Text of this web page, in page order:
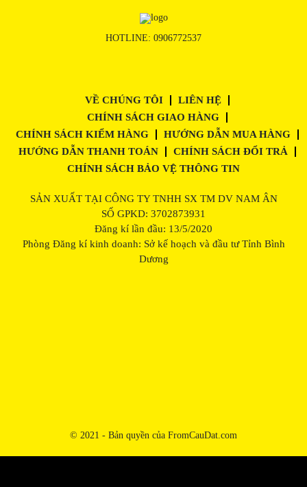
HOTLINE: 0906772537
VỀ CHÚNG TÔI
LIÊN HỆ
CHÍNH SÁCH GIAO HÀNG
CHÍNH SÁCH KIỂM HÀNG
HƯỚNG DẪN MUA HÀNG
HƯỚNG DẪN THANH TOÁN
CHÍNH SÁCH ĐỔI TRẢ
CHÍNH SÁCH BẢO VỆ THÔNG TIN
SẢN XUẤT TẠI CÔNG TY TNHH SX TM DV NAM ÂN
SỐ GPKD: 3702873931
Đăng kí lần đầu: 13/5/2020
Phòng Đăng kí kinh doanh: Sở kế hoạch và đầu tư Tỉnh Bình
Dương
© 2021 - Bản quyền của FromCauDat.com